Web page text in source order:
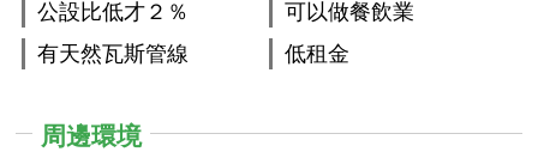
公設比低才２％
有天然瓦斯管線
可以做餐飲業
低租金
周邊環境